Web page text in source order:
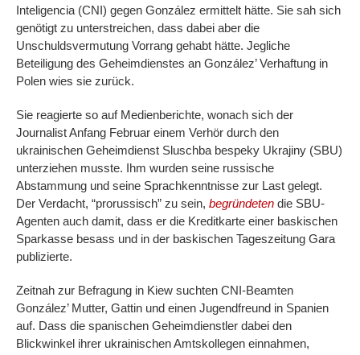
Inteligencia (CNI) gegen González ermittelt hätte. Sie sah sich
genötigt zu unterstreichen, dass dabei aber die
Unschuldsvermutung Vorrang gehabt hätte. Jegliche
Beteiligung des Geheimdienstes an González’ Verhaftung in
Polen wies sie zurück.
Sie reagierte so auf Medienberichte, wonach sich der
Journalist Anfang Februar einem Verhör durch den
ukrainischen Geheimdienst Sluschba bespeky Ukrajiny (SBU)
unterziehen musste. Ihm wurden seine russische
Abstammung und seine Sprachkenntnisse zur Last gelegt.
Der Verdacht, “prorussisch” zu sein, begründeten die SBU-
Agenten auch damit, dass er die Kreditkarte einer baskischen
Sparkasse besass und in der baskischen Tageszeitung Gara
publizierte.
Zeitnah zur Befragung in Kiew suchten CNI-Beamten
González’ Mutter, Gattin und einen Jugendfreund in Spanien
auf. Dass die spanischen Geheimdienstler dabei den
Blickwinkel ihrer ukrainischen Amtskollegen einnahmen,